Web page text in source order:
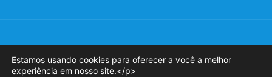
Política de Privacidade
Estamos usando cookies para oferecer a você a melhor
experiência em nosso site.</p>